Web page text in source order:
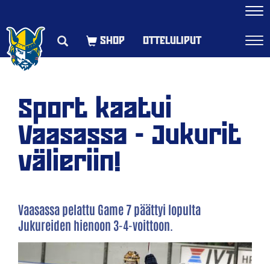
OTTELULIPUT
Sport kaatui
Vaasassa - Jukurit
välieriin!
Vaasassa pelattu Game 7 päättyi lopulta
Jukureiden hienoon 3-4-voittoon.